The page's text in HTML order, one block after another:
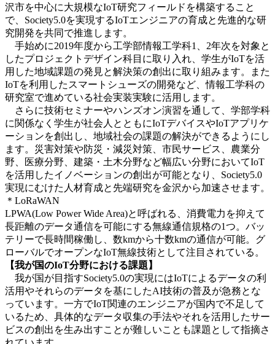
沢市を中心に大規模なIoT研究フィールドを構築すること
で、Society5.0を実現するIoTエンジニアの育成と先進的な研
究開発を共同で推進します。
手始めに2019年度から工学部情報工学科1、2年次を対象と
したプロジェクトデザイン科目に取り入れ、学生がIoTを活
用した地域課題の発見と解決策の創出に取り組みます。また
IoTを利用したスマートシューズの開発など、情報工学科の
研究室で進めている社会実装実験に活用します。
さらに技術セミナーやハンズオン演習を通して、学部学科
に関係なく学生が社会人とともにIoTデバイスやIoTアプリケ
ーションを創出し、地域社会の課題の解決ができるようにし
ます。災害対策や防災・減災対策、市民サービス、農業分
野、医療分野、建築・土木分野など幅広い分野においてIoT
を活用したイノベーションの創出が可能となり、Society5.0
実現にむけた人材育成と先端研究を金沢から加速させます。
＊LoRaWAN
LPWA(Low Power Wide Area)と呼ばれる、消費電力を抑えて
長距離のデータ通信を可能にする無線通信規格の1つ。バッ
テリーで長時間稼働し、数kmから十数kmの通信が可能。グ
ローバルでオープンなIoT無線技術として注目されている。
【我が国のIoT分野における課題】
我が国が目指すSociety5.0の実現にはIoTによるデータの利
活用やそれらのデータを基にしたAI技術の普及が急務とな
っています。一方でIoT関連のエンジニアが国内で不足して
いるため、具体的なデータ収集の手法やそれを活用したサー
ビスの創出を生み出すことが難しいことも課題として指摘さ